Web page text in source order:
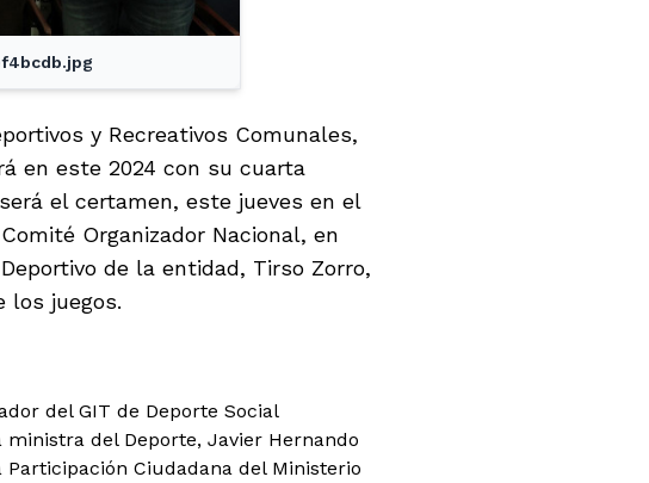
y Recreativos Comunales,
en este 2024 con su cuarta
el certamen, este jueves en el
Organizador Nacional, en
de la entidad, Tirso Zorro,
los juegos.
del GIT de Deporte Social
del Deporte, Javier Hernando
Ciudadana del Ministerio